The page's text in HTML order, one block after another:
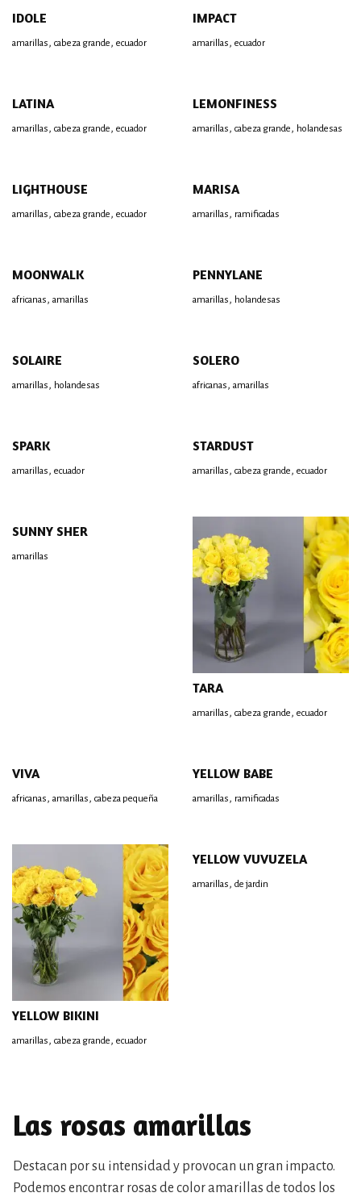
IDOLE
amarillas, cabeza grande, ecuador
IMPACT
amarillas, ecuador
LATINA
amarillas, cabeza grande, ecuador
LEMONFINESS
amarillas, cabeza grande, holandesas
LIGHTHOUSE
amarillas, cabeza grande, ecuador
MARISA
amarillas, ramificadas
MOONWALK
africanas, amarillas
PENNYLANE
amarillas, holandesas
SOLAIRE
amarillas, holandesas
SOLERO
africanas, amarillas
SPARK
amarillas, ecuador
STARDUST
amarillas, cabeza grande, ecuador
SUNNY SHER
amarillas
TARA
amarillas, cabeza grande, ecuador
VIVA
africanas, amarillas, cabeza pequeña
YELLOW BABE
amarillas, ramificadas
YELLOW BIKINI
amarillas, cabeza grande, ecuador
YELLOW VUVUZELA
amarillas, de jardin
Las rosas amarillas
Destacan por su intensidad y provocan un gran impacto.
Podemos encontrar rosas de color amarillas de todos los